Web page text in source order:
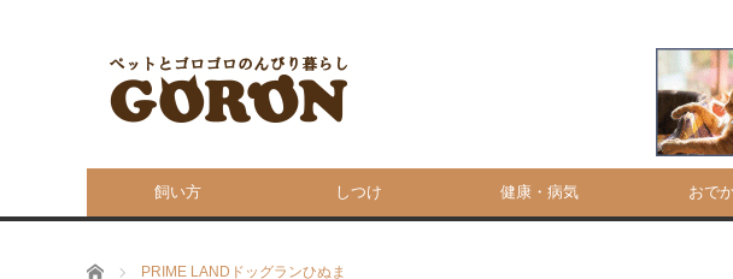
飼い方 しつけ 健康・病気 おで
ホーム PRIME LANDドッグランひぬま